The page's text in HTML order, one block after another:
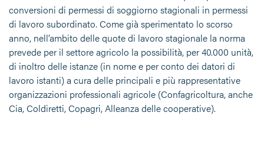
conversioni di permessi di soggiorno stagionali in permessi
di lavoro subordinato. Come già sperimentato lo scorso
anno, nell’ambito delle quote di lavoro stagionale la norma
prevede per il settore agricolo la possibilità, per 40.000 unità,
di inoltro delle istanze (in nome e per conto dei datori di
lavoro istanti) a cura delle principali e più rappresentative
organizzazioni professionali agricole (Confagricoltura, anche
Cia, Coldiretti, Copagri, Alleanza delle cooperative).